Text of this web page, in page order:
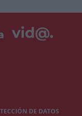
DE DATOS